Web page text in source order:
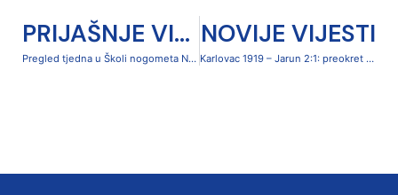
PRIJAŠNJE VIJESTI
Pregled tjedna u Školi nogometa NK Karlovac 1919
NOVIJE VIJESTI
Karlovac 1919 – Jarun 2:1: preokret za oproštaj od Čavleka i prekid crnog niza